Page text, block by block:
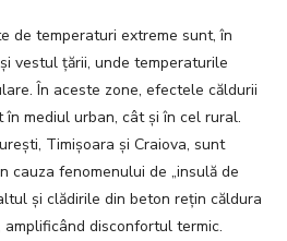
de temperaturi extreme sunt, în
vestul țării, unde temperaturile
În aceste zone, efectele căldurii
mediul urban, cât și în cel rural.
Timișoara și Craiova, sunt
cauza fenomenului de „insulă de
și clădirile din beton rețin căldura
disconfortul termic.